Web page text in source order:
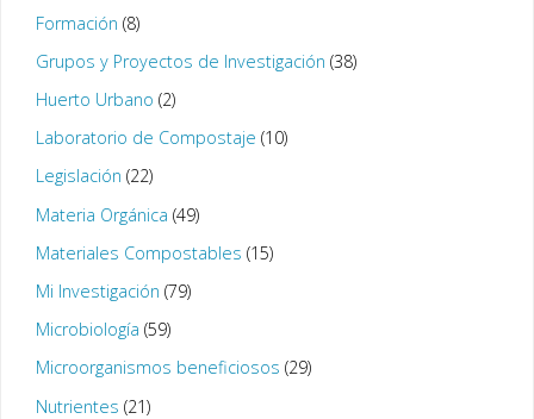
Formación (8)
Grupos y Proyectos de Investigación (38)
Huerto Urbano (2)
Laboratorio de Compostaje (10)
Legislación (22)
Materia Orgánica (49)
Materiales Compostables (15)
Mi Investigación (79)
Microbiología (59)
Microorganismos beneficiosos (29)
Nutrientes (21)